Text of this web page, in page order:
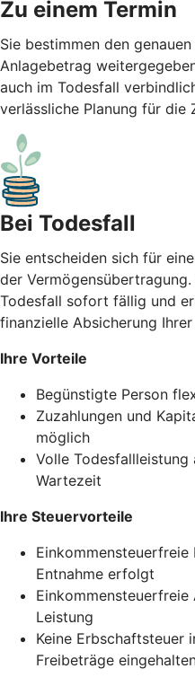
Zu einem Termin
Sie bestimmen den
Anlagebetrag
auch im Todesfall
verlässliche Planung für die
Bei Todesfall
Sie entscheiden sich für
der
Todesfall sofort fällig und
finanzielle Absicherung
Ihre Vorteile
Begünstigte Person
Zuzahlungen und
möglich
Volle
Wartezeit
Ihre Steuervorteile
Entnahme erfolgt
Leistung
Keine Erbschaftsteuer
Freibeträge